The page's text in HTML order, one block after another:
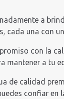
a
cada una con
con la
mantener a tu
de calidad
confiar